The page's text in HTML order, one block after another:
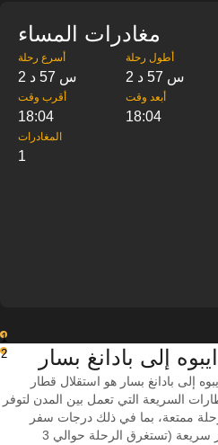
مغادرات المساء
‎أسرع رحلة
2 س 57 د
‎أطول رحلة
2 س 57 د
‎أقرب وقت
18:04
‎أبعد وقت
18:04
‎المغادرات
1
1
2
إلى بادانغ بسار هو استقلال قطار
السريعة التي تعمل بين المدن لتوفر
ممتعة، بما في ذلك درجات سفر
متنوعة للاختيار من بينها وأوقات سفر سريعة (تستغرق الرحلة حوالي 3